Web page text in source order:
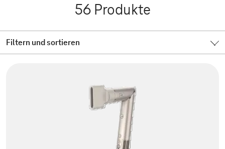
56 Produkte
Filtern und sortieren